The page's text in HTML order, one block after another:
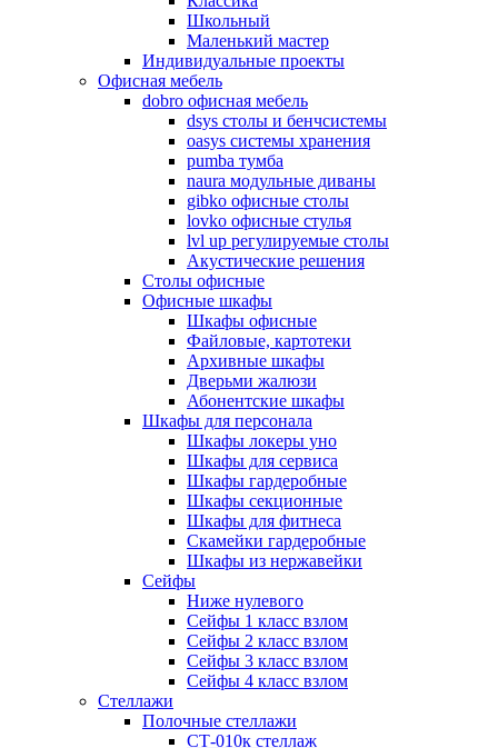
Школьный
Маленький мастер
Индивидуальные проекты
Офисная мебель
dobro офисная мебель
dsys столы и бенчсистемы
oasys системы хранения
pumba тумба
naura модульные диваны
gibko офисные столы
lovko офисные стулья
lvl up регулируемые столы
Акустические решения
Столы офисные
Офисные шкафы
Шкафы офисные
Файловые, картотеки
Архивные шкафы
Дверьми жалюзи
Абонентские шкафы
Шкафы для персонала
Шкафы локеры уно
Шкафы для сервиса
Шкафы гардеробные
Шкафы секционные
Шкафы для фитнеса
Скамейки гардеробные
Шкафы из нержавейки
Сейфы
Ниже нулевого
Сейфы 1 класс взлом
Сейфы 2 класс взлом
Сейфы 3 класс взлом
Сейфы 4 класс взлом
Стеллажи
Полочные стеллажи
СТ-010к стеллаж